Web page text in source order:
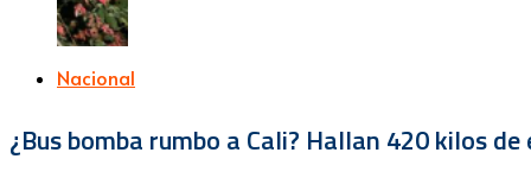
Nacional
¿Bus bomba rumbo a Cali? Hallan 420 kilos